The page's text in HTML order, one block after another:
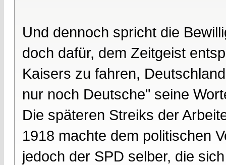
Und dennoch spricht die
doch dafür, dem Zeitgeist
Kaisers zu fahren,
nur noch Deutsche" seine
Die späteren Streiks der
1918 machte dem politischen
jedoch der SPD selber, die